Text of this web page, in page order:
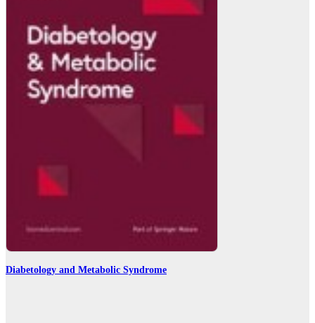
Diabetology and Metabolic Syndrome